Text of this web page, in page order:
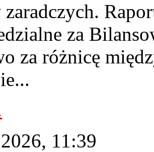
za
za różnicę
11:39